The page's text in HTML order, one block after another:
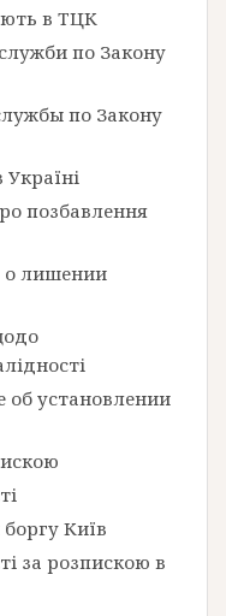
в ТЦК
по Закону
по Закону
позбавлення
о лишении
об установлении
Київ
за розпискою в